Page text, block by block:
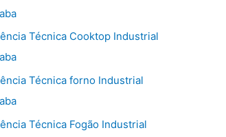
Técnica Cooktop Industrial
Técnica forno Industrial
Técnica Fogão Industrial